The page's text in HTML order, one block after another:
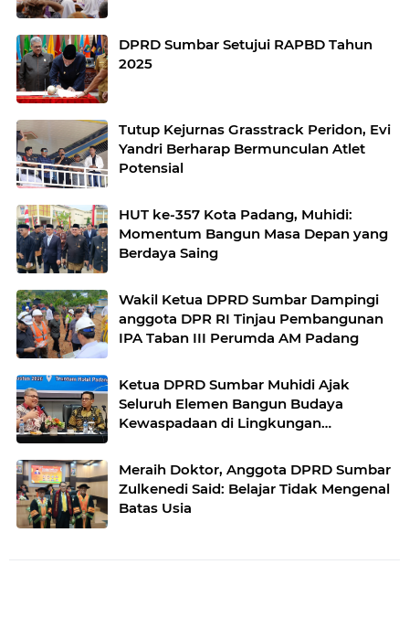
DPRD Sumbar Setujui RAPBD Tahun
2025
Tutup Kejurnas Grasstrack Peridon, Evi
Yandri Berharap Bermunculan Atlet
Potensial
HUT ke-357 Kota Padang, Muhidi:
Momentum Bangun Masa Depan yang
Berdaya Saing
Wakil Ketua DPRD Sumbar Dampingi
anggota DPR RI Tinjau Pembangunan
IPA Taban III Perumda AM Padang
Ketua DPRD Sumbar Muhidi Ajak
Seluruh Elemen Bangun Budaya
Kewaspadaan di Lingkungan
Meraih Doktor, Anggota DPRD Sumbar
Zulkenedi Said: Belajar Tidak Mengenal
Batas Usia